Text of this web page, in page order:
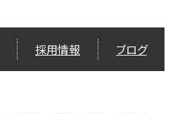
採用情報 ブログ